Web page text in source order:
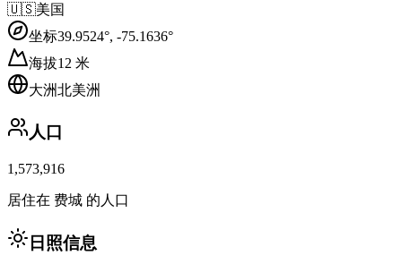
🇺🇸美国
坐标39.9524°, -75.1636°
海拔12 米
大洲北美洲
人口
1,573,916
居住在 费城 的人口
日照信息